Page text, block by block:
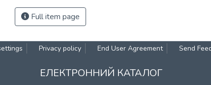
Full item page
Privacy policy End User Agreement Send
ЕЛЕКТРОННИЙ КАТАЛОГ